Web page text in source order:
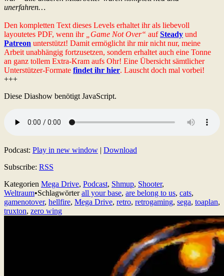
unerfahren…
Den kompletten Text dieses Levels erhaltet ihr als liebevoll
layoutetes PDF, wenn ihr
„Game Not Over“ aufSteady und
Patreon unterstützt! Damit ermöglicht ihr mir nicht nur, meine
Arbeit unabhängig fortzusetzen, sondern erhaltet auch eine Tonne
an ganz tollem Extra-Kram aufs Ohr! Eine Übersicht sämtlicher
Unterstützer-Formate findet ihr hier. Lauscht doch mal vorbei!
+++
Diese Diashow benötigt JavaScript.
Podcast: Play in new window | Download
Subscribe: RSS
Kategorien Mega Drive, Podcast, Shmup, Shooter,
Weltraum•Schlagwörterall your base, are belong to us, cats,
gamenotover, hellfire, Mega Drive, retro, retrogaming, sega, toaplan,
truxton, zero wing